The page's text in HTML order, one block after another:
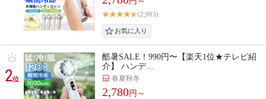
(2,903)
2位
酷暑SALE！990円〜【楽天1位★テレビ紹
介】 ハンデ…
春夏秋冬
2,780円～